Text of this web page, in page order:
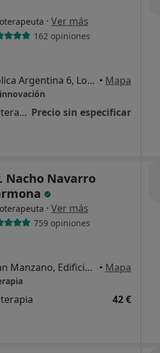
· Ver más
162 opiniones
Avenida de la República Argentina 6, Local A, Sevilla • Mapa
Tratamiento de fisioterapia Precio sin especificar
Nacho Navarro
· Ver más
759 opiniones
Calle Historiador Juan Manzano, Edificio Palmera Center, Portal 2, Oficina 53., Montequinto • Mapa
42 €